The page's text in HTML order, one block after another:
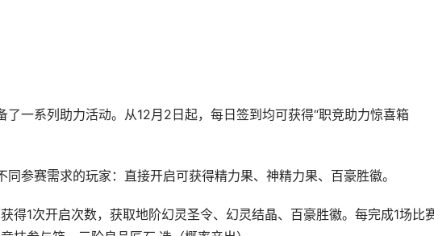
了一系列助力活动。从12月2日起，每日签到均可获得“职竞助力惊喜箱
参赛需求的玩家：直接开启可获得精力果、神精力果、百豪胜徽。
得1次开启次数，获取地阶幻灵圣令、幻灵结晶、百豪胜徽。每完成1场比